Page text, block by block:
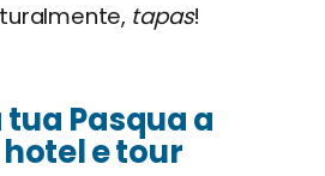
tapas!
Pasqua a
e tour